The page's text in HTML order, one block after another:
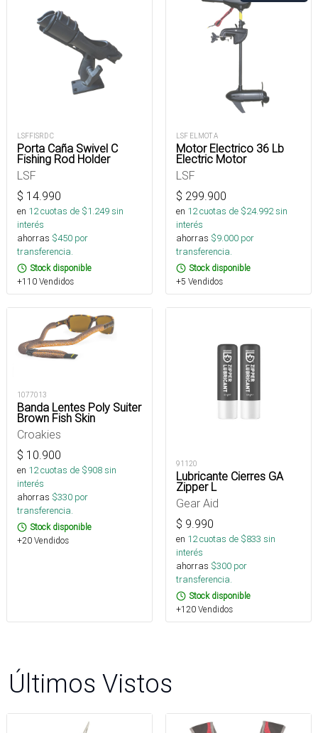
LSFFISRD C
Porta Caña Swivel C
Fishing Rod Holder
LSF
$ 14.990
en 12cuotas de $1.249sin
interés
ahorras $450 por
transferencia.
Stock disponible
+110 Vendidos
LSF ELMOT A
Motor Electrico 36 Lb
Electric Motor
LSF
$ 299.900
en 12cuotas de $24.992sin
interés
ahorras $9.000 por
transferencia.
Stock disponible
+5 Vendidos
1077013
Banda Lentes Poly Suiter
Brown Fish Skin
Croakies
$ 10.900
en 12cuotas de $908sin
interés
ahorras $330 por
transferencia.
Stock disponible
+20 Vendidos
91120
Lubricante Cierres GA
Zipper L
Gear Aid
$ 9.990
en 12cuotas de $833 sin
interés
ahorras $300 por
transferencia.
Stock disponible
+120 Vendidos
Últimos Vistos